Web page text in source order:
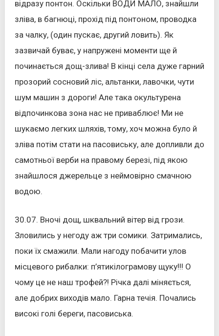
відразу понтон. Оскільки ВОДИ МАЛО, знайшли
зліва, в багнюці, прохід під понтоном, проводка
за чалку, (один пускає, другий ловить). Як
зазвичай буває, у напружені моменти ще й
починається дощ-злива! В кінці села дуже гарний
прозорий сосновий ліс, альтанки, лавочки, чути
шум машин з дороги! Але така окультурена
відпочинкова зона нас не приваблює! Ми не
шукаємо легких шляхів, тому, хоч можна було й
зліва потім стати на пасовиську, але допливли до
самотньої верби на правому березі, під якою
знайшлося джерельце з неймовірно смачною
водою.
30.07. Вночі дощ, шквальний вітер від грози.
Зловились у негоду аж три сомики. Затримались,
поки їх смажили. Мали нагоду побачити улов
місцевого рибалки: п’ятикілограмову щуку!!! О
чому це не наш трофей?! Річка далі міняється,
але добрих виходів мало. Гарна течія. Почались
високі голі береги, пасовиська.